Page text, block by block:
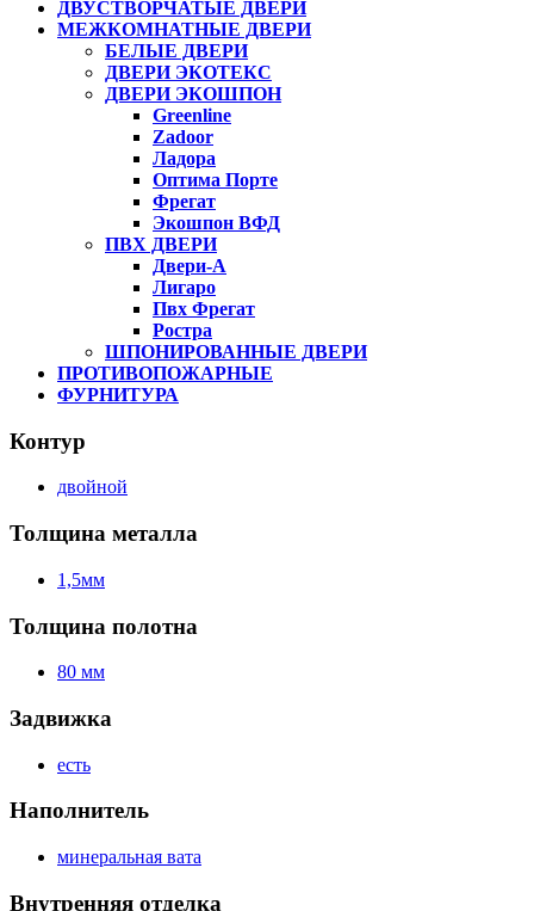
ДВУСТВОРЧАТЫЕ ДВЕРИ
МЕЖКОМНАТНЫЕ ДВЕРИ
БЕЛЫЕ ДВЕРИ
ДВЕРИ ЭКОТЕКС
ДВЕРИ ЭКОШПОН
Greenline
Zadoor
Ладора
Оптима Порте
Фрегат
Экошпон ВФД
ПВХ ДВЕРИ
Двери-А
Лигаро
Пвх Фрегат
Ростра
ШПОНИРОВАННЫЕ ДВЕРИ
ПРОТИВОПОЖАРНЫЕ
ФУРНИТУРА
Контур
двойной
Толщина металла
1,5мм
Толщина полотна
80 мм
Задвижка
есть
Наполнитель
минеральная вата
Внутренняя отделка